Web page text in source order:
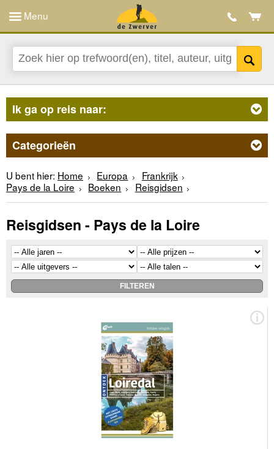
Menu
Ik ga op reis naar:
Categorieën
U bent hier: Home Europa
Frankrijk
Pays de la Loire
Boeken Reisgidsen
Reisgidsen - Pays de la Loire